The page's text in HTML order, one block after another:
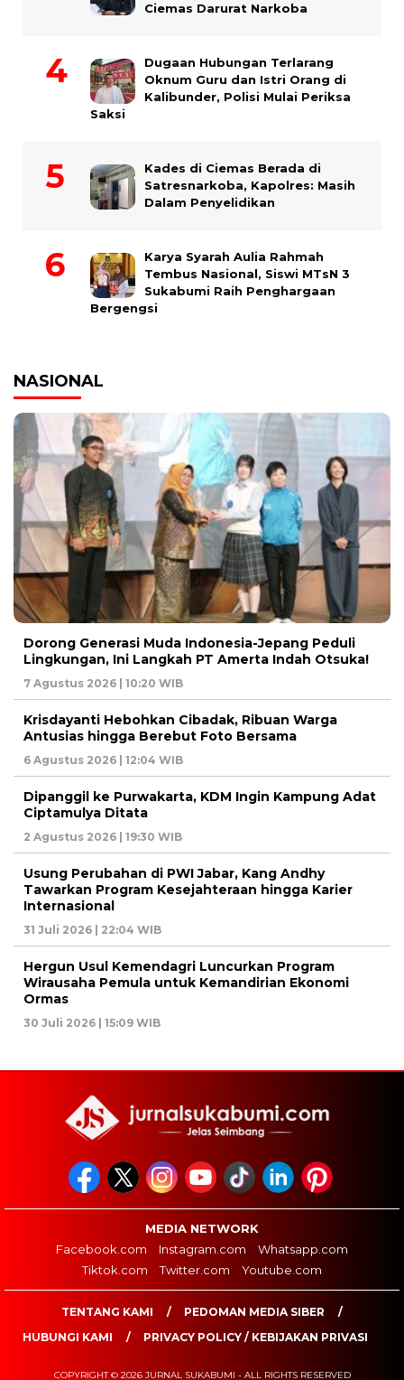
Ciemas Darurat Narkoba
Dugaan Hubungan Terlarang
Oknum Guru dan Istri Orang di
Kalibunder, Polisi Mulai Periksa
Saksi
Kades di Ciemas Berada di
Satresnarkoba, Kapolres: Masih
Dalam Penyelidikan
Karya Syarah Aulia Rahmah
Tembus Nasional, Siswi MTsN 3
Sukabumi Raih Penghargaan
Bergengsi
NASIONAL
Dorong Generasi Muda Indonesia-Jepang Peduli
Lingkungan, Ini Langkah PT Amerta Indah Otsuka!
7 Agustus 2026 | 10:20 WIB
Krisdayanti Hebohkan Cibadak, Ribuan Warga
Antusias hingga Berebut Foto Bersama
6 Agustus 2026 | 12:04 WIB
Dipanggil ke Purwakarta, KDM Ingin Kampung Adat
Ciptamulya Ditata
2 Agustus 2026 | 19:30 WIB
Usung Perubahan di PWI Jabar, Kang Andhy
Tawarkan Program Kesejahteraan hingga Karier
Internasional
31 Juli 2026 | 22:04 WIB
Hergun Usul Kemendagri Luncurkan Program
Wirausaha Pemula untuk Kemandirian Ekonomi
Ormas
30 Juli 2026 | 15:09 WIB
MEDIA NETWORK
Facebook.com
Instagram.com
Whatsapp.com
Tiktok.com
Twitter.com Youtube.com
TENTANG KAMI
PEDOMAN MEDIA SIBER
HUBUNGI KAMI
PRIVACY POLICY / KEBIJAKAN PRIVASI
COPYRIGHT © 2026 JURNAL SUKABUMI - ALL RIGHTS RESERVED